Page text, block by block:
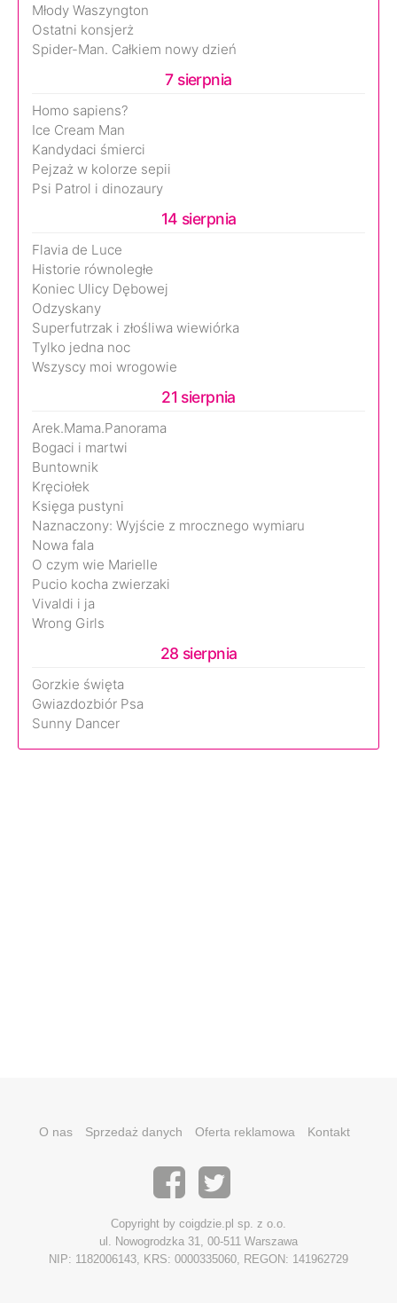
Młody Waszyngton
Ostatni konsjerż
Spider-Man. Całkiem nowy dzień
7 sierpnia
Homo sapiens?
Ice Cream Man
Kandydaci śmierci
Pejzaż w kolorze sepii
Psi Patrol i dinozaury
14 sierpnia
Flavia de Luce
Historie równoległe
Koniec Ulicy Dębowej
Odzyskany
Superfutrzak i złośliwa wiewiórka
Tylko jedna noc
Wszyscy moi wrogowie
21 sierpnia
Arek.Mama.Panorama
Bogaci i martwi
Buntownik
Kręciołek
Księga pustyni
Naznaczony: Wyjście z mrocznego wymiaru
Nowa fala
O czym wie Marielle
Pucio kocha zwierzaki
Vivaldi i ja
Wrong Girls
28 sierpnia
Gorzkie święta
Gwiazdozbiór Psa
Sunny Dancer
O nas Sprzedaż danych Oferta reklamowa Kontakt
Copyright by coigdzie.pl sp. z o.o.
ul. Nowogrodzka 31, 00-511 Warszawa
NIP: 1182006143, KRS: 0000335060, REGON: 141962729